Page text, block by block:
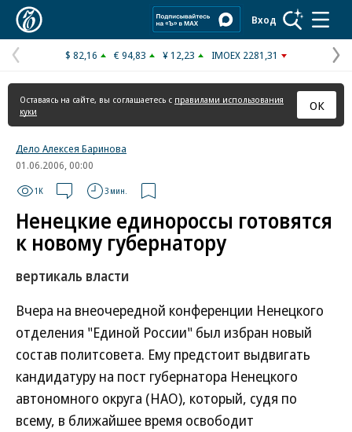
Вход
Предыдущая
страница
$ 82,16 € 94,83 ¥ 12,23 IMOEX 2281,31
Оставаясь на сайте, вы соглашаетесь с правилами использования
куки
ОК
Дело Алексея Баринова
01.06.2006, 00:00
1K 3 мин.
Ненецкие единороссы готовятся
к новому губернатору
вертикаль власти
Вчера на внеочередной конференции Ненецкого
отделения "Единой России" был избран новый
состав политсовета. Ему предстоит выдвигать
кандидатуру на пост губернатора Ненецкого
автономного округа (НАО), который, судя по
всему, в ближайшее время освободит